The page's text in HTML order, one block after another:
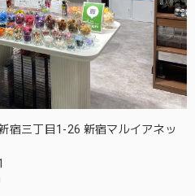
宿三丁目1-26 新宿マルイアネッ